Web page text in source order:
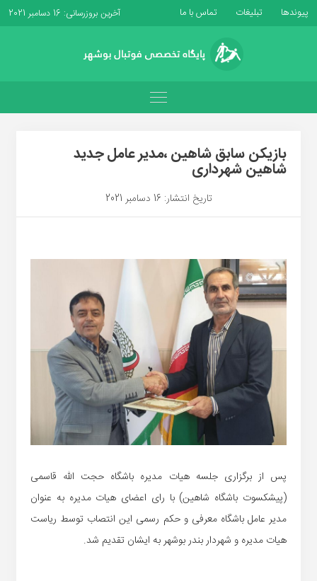
پیوندها تبلیغات تماس با ما آخرین بروزرسانی: 16 دسامبر 2021
بازیکن سابق شاهین ،مدیر عامل جدید
شاهین شهرداری
تاریخ انتشار: 16 دسامبر 2021
پس از برگزاری جلسه هیات مدیره باشگاه حجت الله قاسمی
(پیشکسوت باشگاه شاهین) با رای اعضای هیات مدیره به عنوان
مدیر عامل باشگاه معرفی و حکم رسمی این انتصاب توسط ریاست
هیات مدیره و شهردار بندر بوشهر به ایشان تقدیم شد.